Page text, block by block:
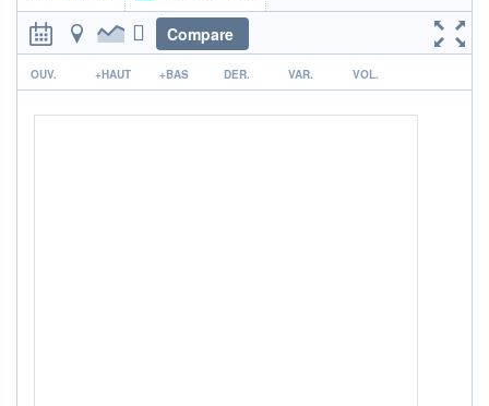
CTO BUSINESS
Non éligible Boursobank
ACTIF NET (EUR)
73M / 30.06.26
Compare
r
OUV. +HAUT +BAS DER. VAR. VOL.